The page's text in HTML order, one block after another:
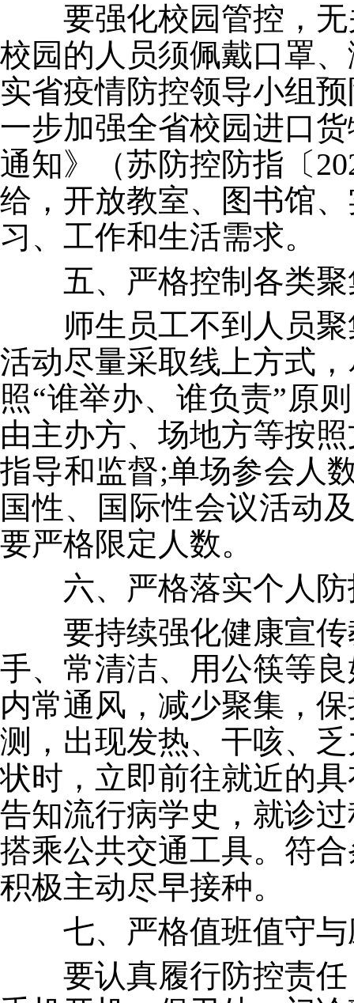
要强化校园管控，无
校园的人员须佩戴口罩
实省疫情防控领导小组
一步加强全省校园进口
通知》（苏防控防指〔
给，开放教室、图书馆
习、工作和生活需求。
五、严格控制各类聚
师生员工不到人员聚
活动尽量采取线上方式
照“谁举办、谁负责”原
由主办方、场地方等按
指导和监督;单场参会人
国性、国际性会议活动
要严格限定人数。
六、严格落实个人防
要持续强化健康宣传
手、常清洁、用公筷等
内常通风，减少聚集，
测，出现发热、干咳、
状时，立即前往就近的
告知流行病学史，就诊
搭乘公共交通工具。符
积极主动尽早接种。
七、严格值班值守与
要认真履行防控责任